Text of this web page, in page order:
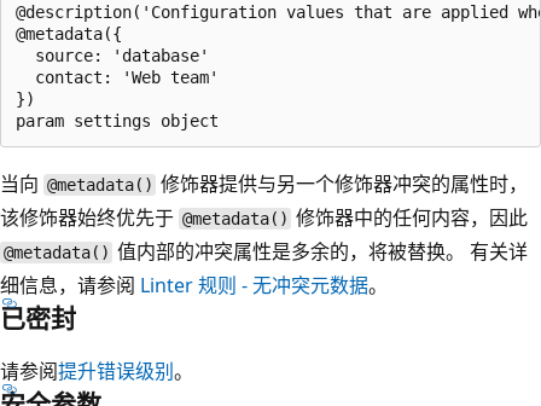
@description('Configuration values that are applied
@metadata({
  source: 'database'
  contact: 'Web team'
})
当向 @metadata() 修饰器提供与另一个修饰器冲突的属性时，
该修饰器始终优先于 @metadata() 修饰器中的任何内容，因此
@metadata() 值内部的冲突属性是多余的，将被替换。 有关详
细信息，请参阅 Linter 规则 - 无冲突元数据。
已密封
请参阅提升错误级别。